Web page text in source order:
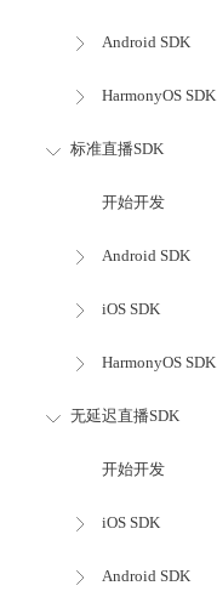
Android SDK
HarmonyOS SDK
标准直播SDK
开始开发
Android SDK
iOS SDK
HarmonyOS SDK
无延迟直播SDK
开始开发
iOS SDK
Android SDK